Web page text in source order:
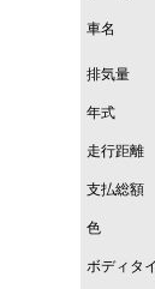
車名
排気量
年式
走行距離
支払総額
色
ボディタ